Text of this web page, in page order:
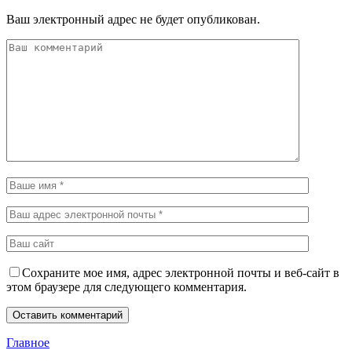
Ваш электронный адрес не будет опубликован.
Сохраните мое имя, адрес электронной почты и веб-сайт в
этом браузере для следующего комментария.
Главное